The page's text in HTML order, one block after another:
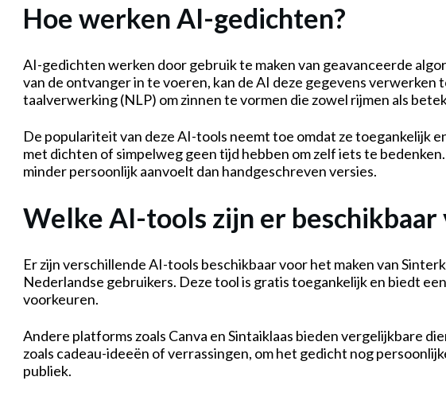
Hoe werken AI-gedichten?
AI-gedichten werken door gebruik te maken van geavanceerde
van de ontvanger in te voeren, kan de AI deze gegevens
taalverwerking (NLP) om zinnen te vormen die zowel rijmen als
De populariteit van deze AI-tools neemt toe omdat ze toegankelijk
met dichten of simpelweg geen tijd hebben om zelf iets te
minder persoonlijk aanvoelt dan handgeschreven versies.
Welke AI-tools zijn er
Er zijn verschillende AI-tools beschikbaar voor het maken van
Nederlandse gebruikers. Deze tool is gratis toegankelijk en biedt
voorkeuren.
Andere platforms zoals Canva en Sintaiklaas bieden vergelijkbare
zoals cadeau-ideeën of verrassingen, om het gedicht nog
publiek.